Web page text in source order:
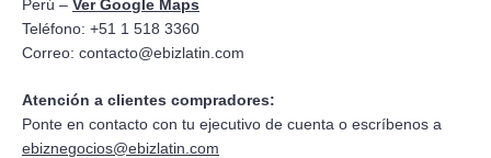
Perú – Ver Google Maps
Teléfono: +51 1 518 3360
Correo: contacto@ebizlatin.com
Atención a clientes compradores:
Ponte en contacto con tu ejecutivo de cuenta o escríbenos a
ebiznegocios@ebizlatin.com